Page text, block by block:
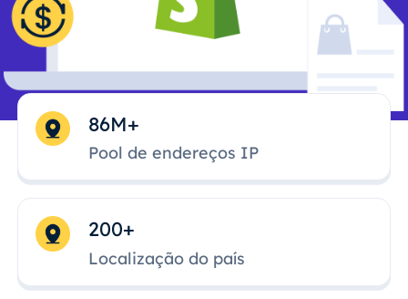
86M+
Pool de endereços IP
200+
Localização do país